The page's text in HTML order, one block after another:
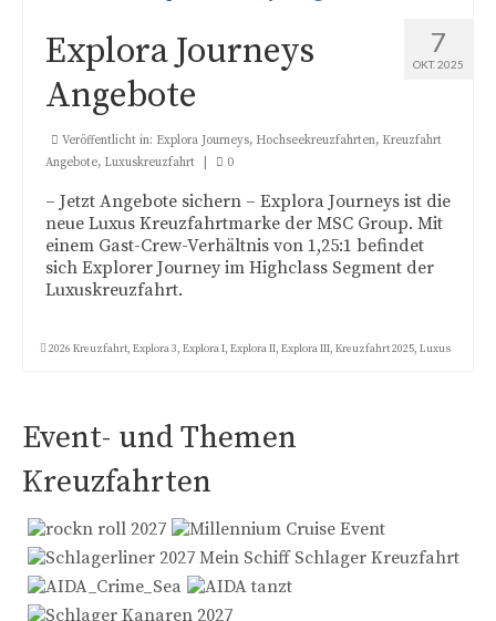
Disney Cruise
Holland America Line
HX Hurtigruten Expedition
HURTIGRUTEN
Mein Schiff®
MSC Cruises
nicko cruises Hochsee
Pllantours Hochseekreuzfahrten
Princess Cruises
Phoenix Seereisen
Royal Caribbean
Suiten
7
OKT. 2025
Explora Journeys
Angebote
Veröffentlicht in: Explora Journeys, Hochseekreuzfahrten, Kreuzfahrt
Angebote, Luxuskreuzfahrt 0
– Jetzt Angebote sichern – Explora Journeys ist die
neue Luxus Kreuzfahrtmarke der MSC Group. Mit
einem Gast-Crew-Verhältnis von 1,25:1 befindet
sich Explorer Journey im Highclass Segment der
Luxuskreuzfahrt.
2026 Kreuzfahrt, Explora 3, Explora I, Explora II, Explora III, Kreuzfahrt 2025, Luxus
Event- und Themen
Kreuzfahrten